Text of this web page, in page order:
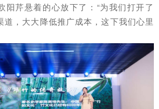
阳芹悬着的心放下了：“为我们打开了
道，大大降低推广成本，这下我们心里